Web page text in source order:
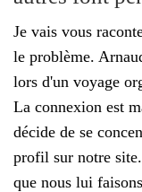
Je vais vous
le problème.
lors d'un voyage
La connexion est
décide de se
profil sur notre
que nous lui